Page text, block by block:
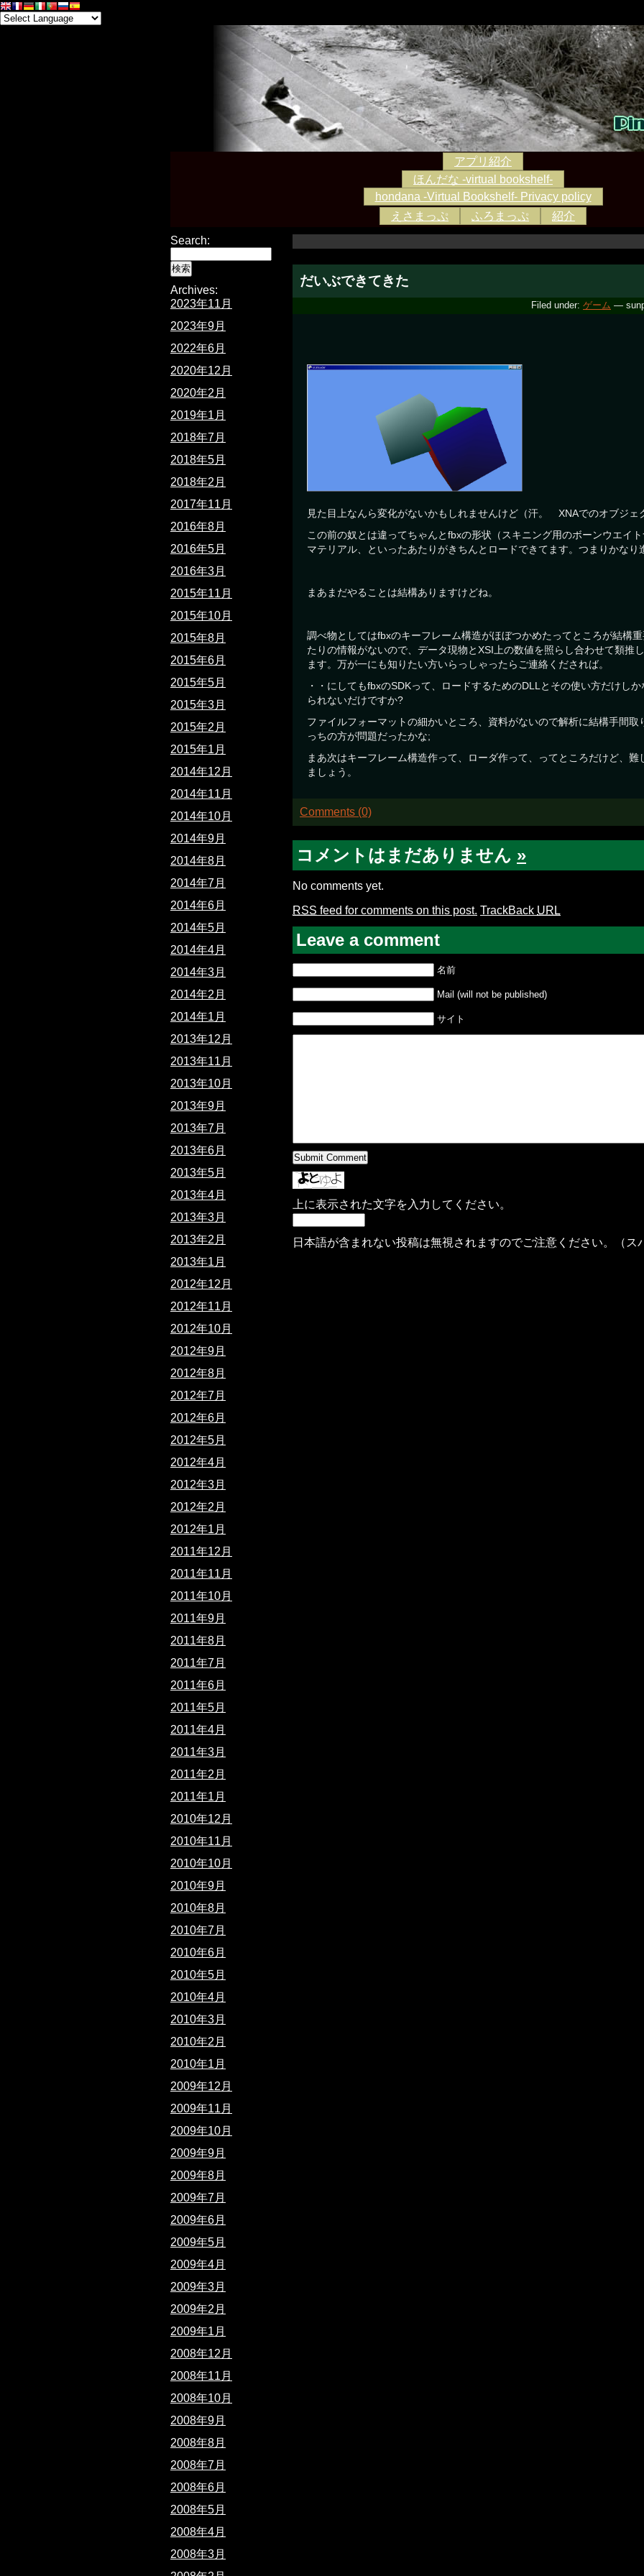
アプリ紹介
ほんだな -virtual bookshelf-
hondana -Virtual Bookshelf- Privacy policy
えさまっぷ
ふろまっぷ 紹介
だいぶできてきた
Filed under: ゲーム —
見た目上なんら変化がないかもしれませんけど（汗。 XNAでのオブジェ
この前の奴とは違ってちゃんとfbxの形状（スキニング用のボーンウエイト
マテリアル、といったあたりがきちんとロードできてます。つまりかなり
まあまだやることは結構ありますけどね。
調べ物としてはfbxのキーフレーム構造がほぼつかめたってところが結構
たりの情報がないので、データ現物とXSI上の数値を照らし合わせて類推
ます。万が一にも知りたい方いらっしゃったらご連絡くだされば。
・・にしてもfbxのSDKって、ロードするためのDLLとその使い方だけし
られないだけですか?
ファイルフォーマットの細かいところ、資料がないので解析に結構手間取
っちの方が問題だったかな;
まあ次はキーフレーム構造作って、ローダ作って、ってところだけど、難
ましょう。
Comments (0)
コメントはまだありません »
No comments yet.
RSS feed for comments on this post. TrackBack URL
Leave a comment
名前
Mail (will not be published)
サイト
上に表示された文字を入力してください。
日本語が含まれない投稿は無視されますのでご注意ください。（ス
Search:
Archives:
2023年11月
2023年9月
2022年6月
2020年12月
2020年2月
2019年1月
2018年7月
2018年5月
2018年2月
2017年11月
2016年8月
2016年5月
2016年3月
2015年11月
2015年10月
2015年8月
2015年6月
2015年5月
2015年3月
2015年2月
2015年1月
2014年12月
2014年11月
2014年10月
2014年9月
2014年8月
2014年7月
2014年6月
2014年5月
2014年4月
2014年3月
2014年2月
2014年1月
2013年12月
2013年11月
2013年10月
2013年9月
2013年7月
2013年6月
2013年5月
2013年4月
2013年3月
2013年2月
2013年1月
2012年12月
2012年11月
2012年10月
2012年9月
2012年8月
2012年7月
2012年6月
2012年5月
2012年4月
2012年3月
2012年2月
2012年1月
2011年12月
2011年11月
2011年10月
2011年9月
2011年8月
2011年7月
2011年6月
2011年5月
2011年4月
2011年3月
2011年2月
2011年1月
2010年12月
2010年11月
2010年10月
2010年9月
2010年8月
2010年7月
2010年6月
2010年5月
2010年4月
2010年3月
2010年2月
2010年1月
2009年12月
2009年11月
2009年10月
2009年9月
2009年8月
2009年7月
2009年6月
2009年5月
2009年4月
2009年3月
2009年2月
2009年1月
2008年12月
2008年11月
2008年10月
2008年9月
2008年8月
2008年7月
2008年6月
2008年5月
2008年4月
2008年3月